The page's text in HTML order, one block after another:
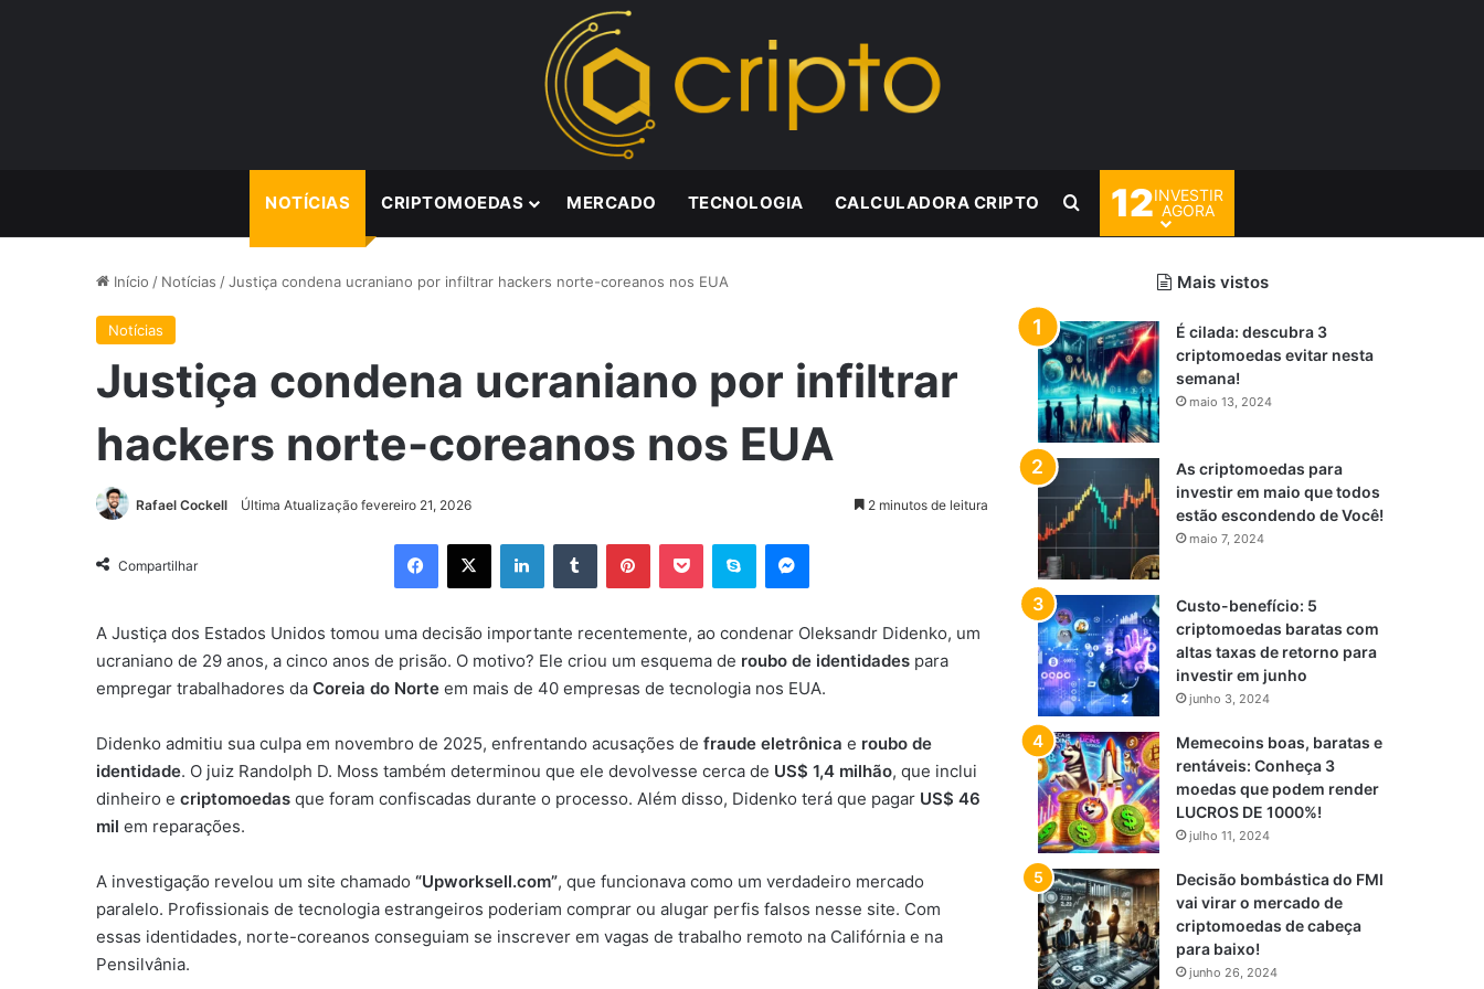
NOTÍCIAS CRIPTOMOEDAS MERCADO TECNOLOGIA CALCULADORA CRIPTO Procurar por
12INVESTIR
AGORA
Início / Notícias /Justiça condena ucraniano por infiltrar hackers norte-coreanos nos EUA
Notícias
Justiça condena ucraniano por infiltrar
hackers norte-coreanos nos EUA
Rafael Cockell Última Atualização fevereiro 21, 2026 2 minutos de leitura
Compartilhar
Facebook
X LinkedinTumblr PinterestPocket Skype Messenger
A Justiça dos Estados Unidos tomou uma decisão importante recentemente, ao condenar Oleksandr Didenko, um
ucraniano de 29 anos, a cinco anos de prisão. O motivo? Ele criou um esquema de roubo de identidades para
empregar trabalhadores da Coreia do Norte em mais de 40 empresas de tecnologia nos EUA.
Didenko admitiu sua culpa em novembro de 2025, enfrentando acusações de fraude eletrônica e roubo de
identidade. O juiz Randolph D. Moss também determinou que ele devolvesse cerca de US$ 1,4 milhão, que inclui
dinheiro e criptomoedas que foram confiscadas durante o processo. Além disso, Didenko terá que pagar US$ 46
mil em reparações.
A investigação revelou um site chamado “Upworksell.com”, que funcionava como um verdadeiro mercado
paralelo. Profissionais de tecnologia estrangeiros poderiam comprar ou alugar perfis falsos nesse site. Com
essas identidades, norte-coreanos conseguiam se inscrever em vagas de trabalho remoto na Califórnia e na
Pensilvânia.
Mais vistos
É cilada: descubra 3
criptomoedas evitar nesta
semana!
maio 13, 2024
As criptomoedas para
investir em maio que todos
estão escondendo de Você!
maio 7, 2024
Custo-benefício: 5
criptomoedas baratas com
altas taxas de retorno para
investir em junho
junho 3, 2024
Memecoins boas, baratas e
rentáveis: Conheça 3
moedas que podem render
LUCROS DE 1000%!
julho 11, 2024
Decisão bombástica do FMI
vai virar o mercado de
criptomoedas de cabeça
para baixo!
junho 26, 2024